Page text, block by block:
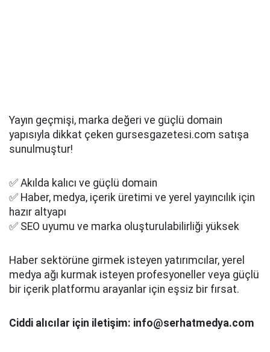
Yayın geçmişi, marka değeri ve güçlü domain
yapısıyla dikkat çeken gursesgazetesi.com satışa
sunulmuştur!
✅ Akılda kalıcı ve güçlü domain
✅ Haber, medya, içerik üretimi ve yerel yayıncılık için
hazır altyapı
✅ SEO uyumu ve marka oluşturulabilirliği yüksek
Haber sektörüne girmek isteyen yatırımcılar, yerel
medya ağı kurmak isteyen profesyoneller veya güçlü
bir içerik platformu arayanlar için eşsiz bir fırsat.
Ciddi alıcılar için iletişim: info@serhatmedya.com